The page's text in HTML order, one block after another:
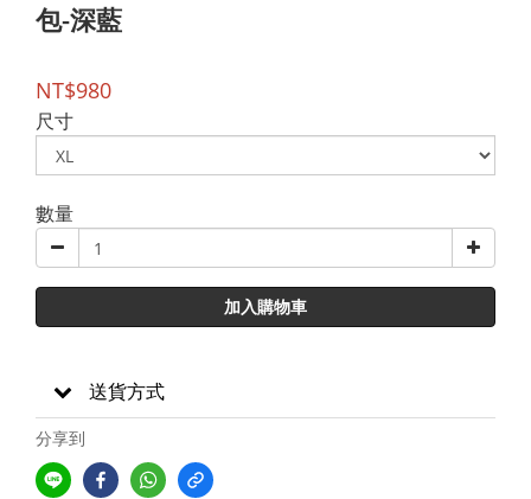
包-深藍
NT$980
尺寸
數量
加入購物車
送貨方式
分享到